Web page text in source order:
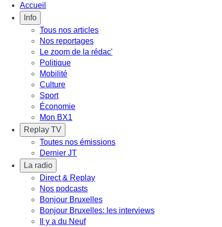
Accueil
Info
Tous nos articles
Nos reportages
Le zoom de la rédac'
Politique
Mobilité
Culture
Sport
Économie
Mon BX1
Replay TV
Toutes nos émissions
Dernier JT
La radio
Direct & Replay
Nos podcasts
Bonjour Bruxelles
Bonjour Bruxelles: les interviews
Il y a du Neuf